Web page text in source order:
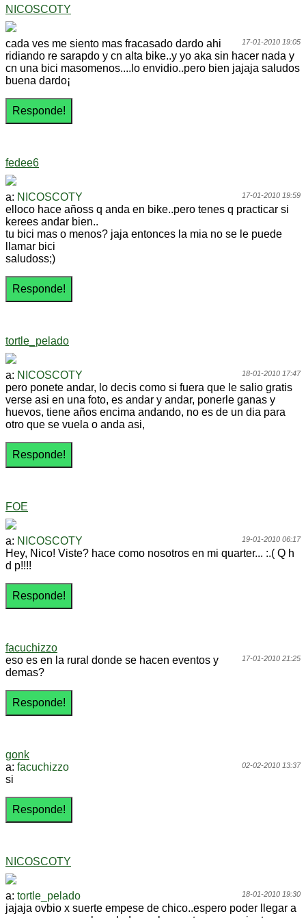
NICOSCOTY
17-01-2010 19:05
cada ves me siento mas fracasado dardo ahi
ridiando re sarapdo y cn alta bike..y yo aka sin hacer nada y
cn una bici masomenos....lo envidio..pero bien jajaja saludos
buena dardo¡
fedee6
17-01-2010 19:59
a: NICOSCOTY
elloco hace añoss q anda en bike..pero tenes q practicar si
kerees andar bien..
tu bici mas o menos? jaja entonces la mia no se le puede
llamar bici
saludoss;)
tortle_pelado
18-01-2010 17:47
a: NICOSCOTY
pero ponete andar, lo decis como si fuera que le salio gratis
verse asi en una foto, es andar y andar, ponerle ganas y
huevos, tiene años encima andando, no es de un dia para
otro que se vuela o anda asi,
FOE
19-01-2010 06:17
a: NICOSCOTY
Hey, Nico! Viste? hace como nosotros en mi quarter... :.( Q h
d p!!!!
facuchizzo
17-01-2010 21:25
eso es en la rural donde se hacen eventos y
demas?
gonk
02-02-2010 13:37
a: facuchizzo
si
NICOSCOTY
18-01-2010 19:30
a: tortle_pelado
jajaja ovbio x suerte empese de chico..espero poder llegar a